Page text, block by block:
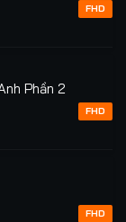
FHD
Phần 2
FHD
FHD